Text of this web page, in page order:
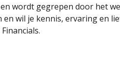
wordt gegrepen door het
wil je kennis, ervaring en